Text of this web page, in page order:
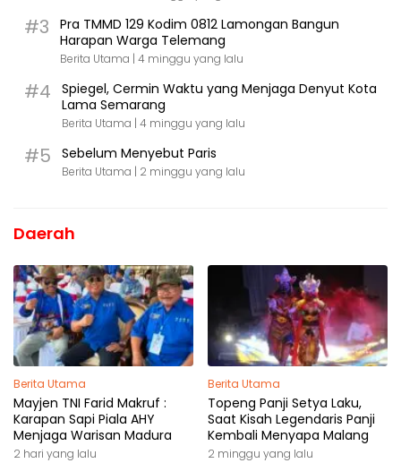
#3
Pra TMMD 129 Kodim 0812 Lamongan Bangun
Harapan Warga Telemang
Berita Utama | 4 minggu yang lalu
#4
Spiegel, Cermin Waktu yang Menjaga Denyut Kota
Lama Semarang
Berita Utama | 4 minggu yang lalu
#5 Sebelum Menyebut Paris
Berita Utama | 2 minggu yang lalu
Daerah
Berita Utama
Mayjen TNI Farid Makruf :
Karapan Sapi Piala AHY
Menjaga Warisan Madura
2 hari yang lalu
Berita Utama
Topeng Panji Setya Laku,
Saat Kisah Legendaris Panji
Kembali Menyapa Malang
2 minggu yang lalu